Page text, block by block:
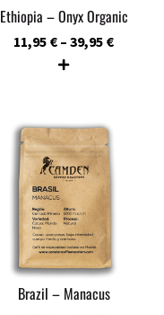
Ethiopia – Onyx Organic
11,95 € – 39,95 €
Brazil – Manacus